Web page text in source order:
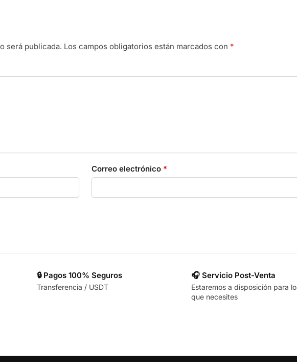
será publicada. Los campos obligatorios están marcados con *
Correo electrónico *
🔒 Pagos 100% Seguros
Transferencia / USDT
🎧 Servicio Post-Venta
Estaremos a disposición para lo
que necesites